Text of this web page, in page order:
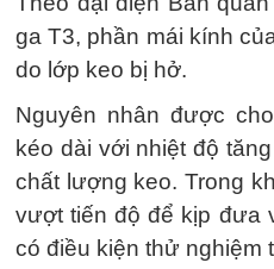
ga T3, phần mái kính
do lớp keo bị hở.
Nguyên nhân được
kéo dài với nhiệt độ
chất lượng keo. Trong
vượt tiến độ để kịp đưa
có điều kiện thử nghiệm